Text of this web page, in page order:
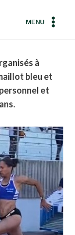
MENU
à
bleu et
et